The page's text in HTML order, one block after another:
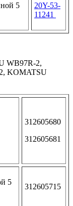
5
20Y-53-
11241
WB97R-2,
KOMATSU
312605680
312605681
5
312605715